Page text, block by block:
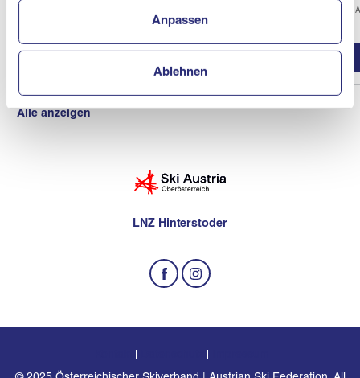
Anpassen
Ablehnen
22.
Alle anzeigen
LNZ Hinterstoder